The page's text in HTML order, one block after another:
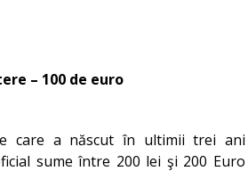
– 100 de euro
care a născut în ultimii trei ani
sume între 200 lei şi 200 Euro